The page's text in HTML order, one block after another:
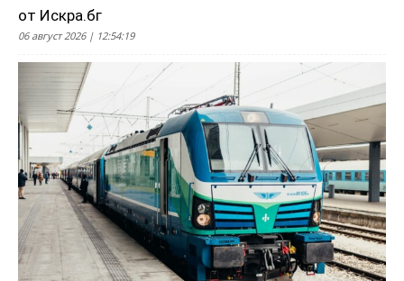
от Искра.бг
06 август 2026 | 12:54:19